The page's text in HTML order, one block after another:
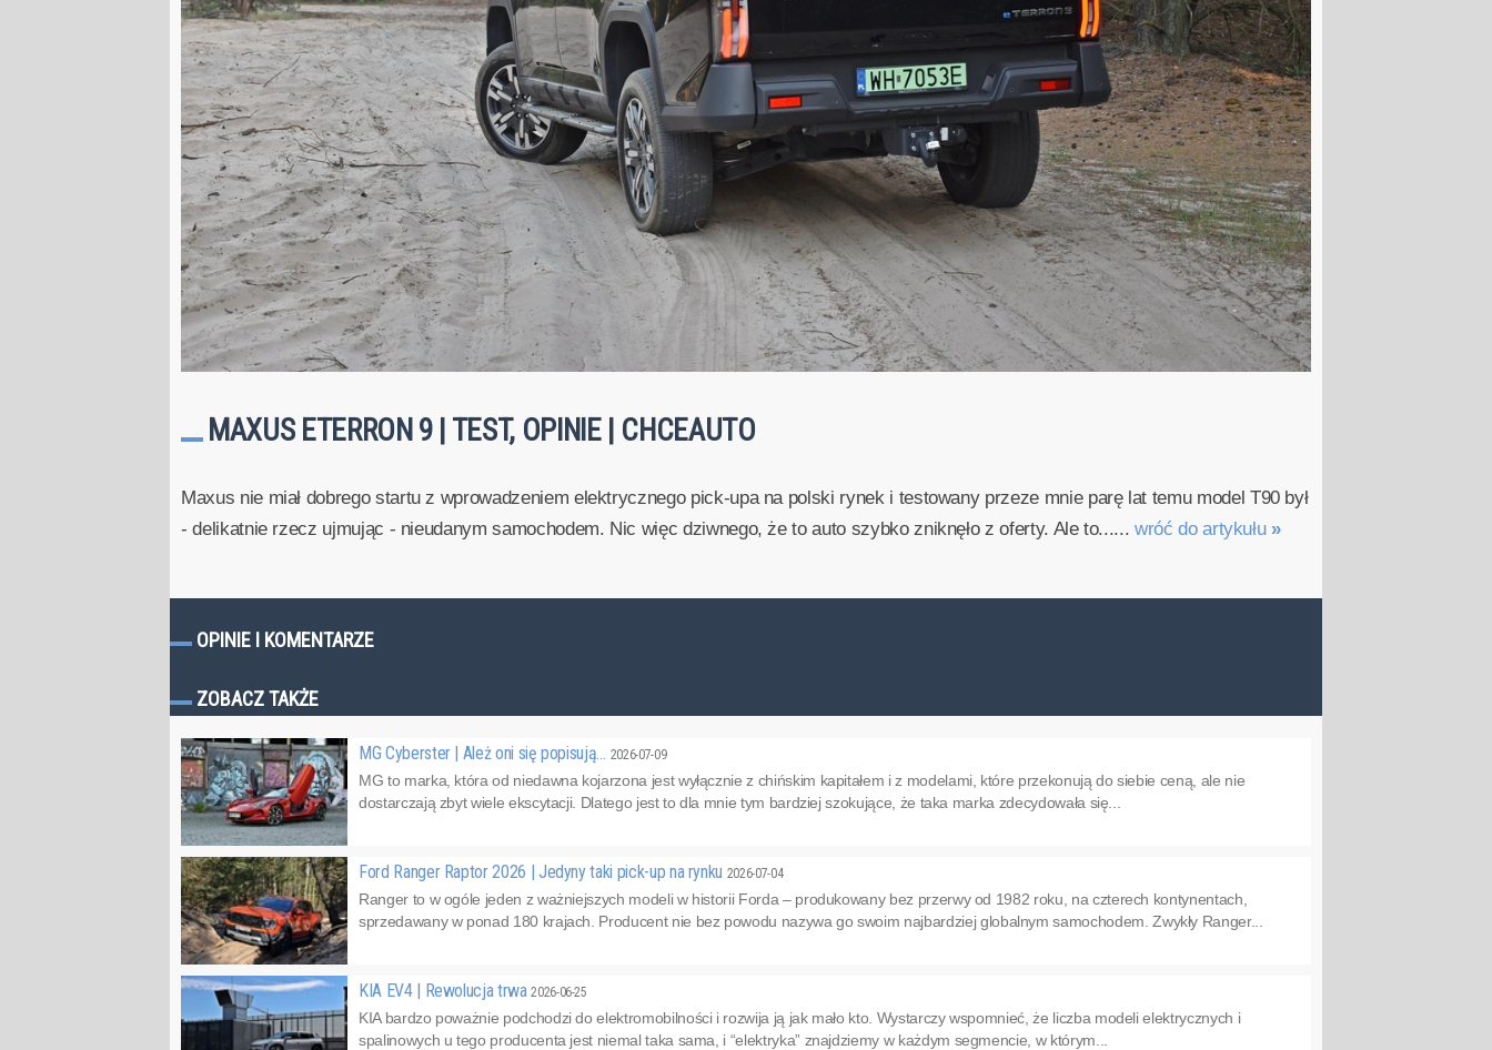
MAXUS ETERRON 9 | TEST, OPINIE | CHCEAUTO
Maxus nie miał dobrego startu z wprowadzeniem elektrycznego pick-upa na polski rynek i testowany przeze mnie parę lat temu model T90 był
- delikatnie rzecz ujmując - nieudanym samochodem. Nic więc dziwnego, że to auto szybko zniknęło z oferty. Ale to......wróć do artykułu »
OPINIE I KOMENTARZE
ZOBACZ TAKŻE
MG Cyberster | Ależ oni się popisują… 2026-07-09
MG to marka, która od niedawna kojarzona jest wyłącznie z chińskim kapitałem i z modelami, które przekonują do siebie ceną, ale nie
dostarczają zbyt wiele ekscytacji. Dlatego jest to dla mnie tym bardziej szokujące, że taka marka zdecydowała się...
Ford Ranger Raptor 2026 | Jedyny taki pick-up na rynku 2026-07-04
Ranger to w ogóle jeden z ważniejszych modeli w historii Forda – produkowany bez przerwy od 1982 roku, na czterech kontynentach,
sprzedawany w ponad 180 krajach. Producent nie bez powodu nazywa go swoim najbardziej globalnym samochodem. Zwykły Ranger...
KIA EV4 | Rewolucja trwa2026-06-25
KIA bardzo poważnie podchodzi do elektromobilności i rozwija ją jak mało kto. Wystarczy wspomnieć, że liczba modeli elektrycznych i
spalinowych u tego producenta jest niemal taka sama, i “elektryka” znajdziemy w każdym segmencie, w którym...